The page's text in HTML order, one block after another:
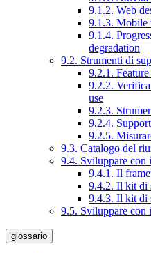
9.1.2. Web
9.1.3. Mobile
9.1.4.
degradation
9.2. Strumenti di
9.2.1.
9.2.2.
use
9.2.3.
9.2.4.
9.2.5.
9.3. Catalogo del
9.4. Sviluppare con
9.4.1. Il
9.4.2. Il kit di
9.4.3. Il kit di
9.5. Sviluppare con
glossario